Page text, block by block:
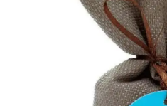
215 грн